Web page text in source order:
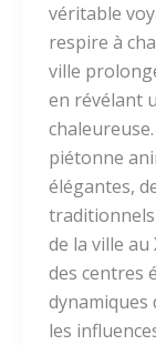
véritable
respire à
ville
en révélant
piétonne
élégantes,
de la ville au
des centres
dynamiques
les